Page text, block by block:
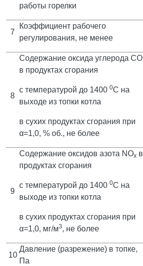
работы горелки
7
Коэффициент рабочего
регулирования, не менее
8
Содержание оксида углерода СО
в продуктах сгорания
с температурой до 1400 0С на
выходе из топки котла
в сухих продуктах сгорания при
α=1,0, % об., не более
9
Содержание оксидов азота NOx в
продуктах сгорания
с температурой до 1400 0С на
выходе из топки котла
в сухих продуктах сгорания при
α=1,0, мг/м3, не более
10
Давление (разрежение) в топке,
Па